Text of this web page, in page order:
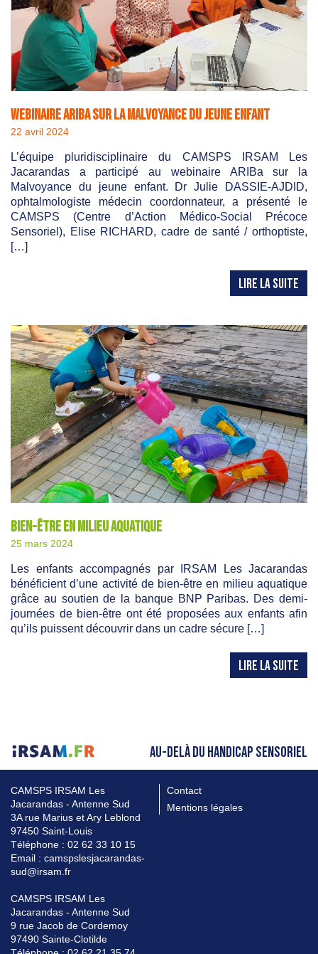
Webinaire ARIBa sur la malvoyance du jeune enfant
22 avril 2024
L’équipe pluridisciplinaire du CAMSPS IRSAM Les
Jacarandas a participé au webinaire ARIBa sur la
Malvoyance du jeune enfant. Dr Julie DASSIE-AJDID,
ophtalmologiste médecin coordonnateur, a présenté le
CAMSPS (Centre d’Action Médico-Social Précoce
Sensoriel), Elise RICHARD, cadre de santé / orthoptiste,
[…]
LIRE LA SUITE
Bien-être en milieu aquatique
25 mars 2024
Les enfants accompagnés par IRSAM Les Jacarandas
bénéficient d’une activité de bien-être en milieu aquatique
grâce au soutien de la banque BNP Paribas. Des demi-
journées de bien-être ont été proposées aux enfants afin
qu’ils puissent découvrir dans un cadre sécure […]
LIRE LA SUITE
AU-DELÀ DU HANDICAP SENSORIEL
CAMSPS IRSAM Les
Jacarandas - Antenne Sud
3A rue Marius et Ary Leblond
97450 Saint-Louis
Téléphone : 02 62 33 10 15
Email : camspslesjacarandas-
sud@irsam.fr
CAMSPS IRSAM Les
Jacarandas - Antenne Sud
9 rue Jacob de Cordemoy
97490 Sainte-Clotilde
Contact
Mentions légales